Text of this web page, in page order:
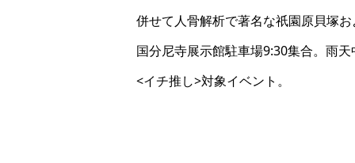
併せて人骨解析で著名な祇園原貝塚
国分尼寺展示館駐車場9:30集合。雨
<イチ推し>対象イベント。